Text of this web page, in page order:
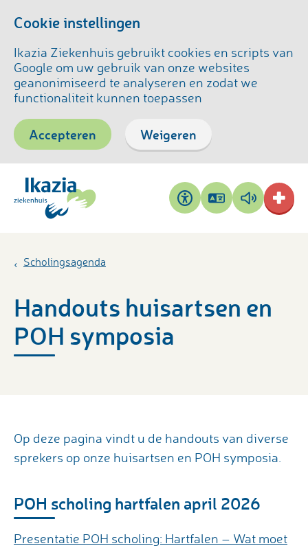
Cookie instellingen
Ikazia Ziekenhuis gebruikt cookies en scripts van
Google om uw gebruik van onze websites
geanonimiseerd te analyseren en zodat we
functionaliteit kunnen toepassen
Accepteren Weigeren
Toegankelijkheid
Pagina
vertalen
Pagina
voorlezen
Scholingsagenda
Handouts huisartsen en
POH symposia
Op deze pagina vindt u de handouts van diverse
sprekers op onze huisartsen en POH symposia.
POH scholing hartfalen april 2026
Presentatie POH scholing: Hartfalen – Wat moet